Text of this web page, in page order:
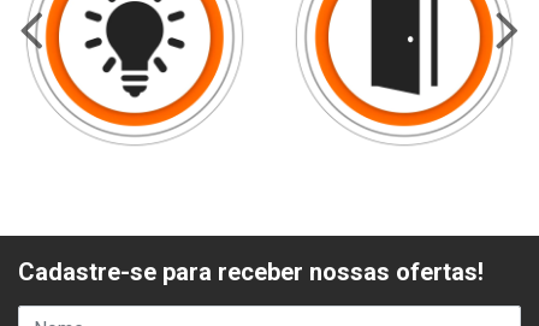
Cadastre-se para receber nossas ofertas!